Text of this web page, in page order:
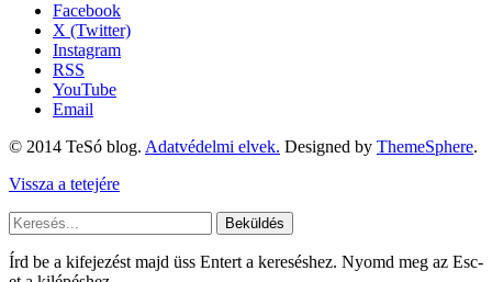
Facebook
X (Twitter)
Instagram
RSS
YouTube
Email
© 2014 TeSó blog. Adatvédelmi elvek. Designed by ThemeSphere.
Vissza a tetejére
Beküldés
Írd be a kifejezést majd üss Entert a kereséshez. Nyomd meg az Esc-